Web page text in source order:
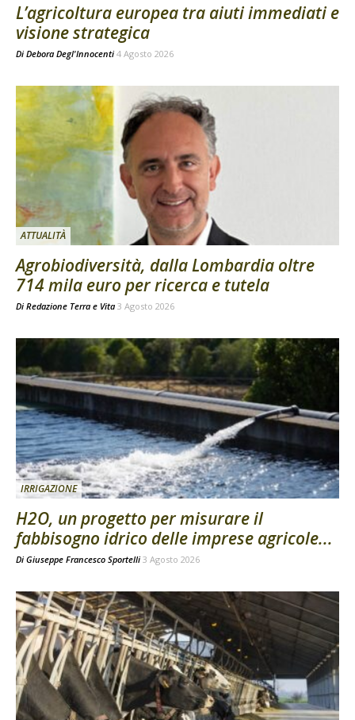
L’agricoltura europea tra aiuti immediati e
visione strategica
Di Debora Degl'Innocenti 4 Agosto 2026
ATTUALITÀ
Agrobiodiversità, dalla Lombardia oltre
714 mila euro per ricerca e tutela
Di Redazione Terra e Vita 3 Agosto 2026
IRRIGAZIONE
H2O, un progetto per misurare il
fabbisogno idrico delle imprese agricole...
Di Giuseppe Francesco Sportelli 3 Agosto 2026